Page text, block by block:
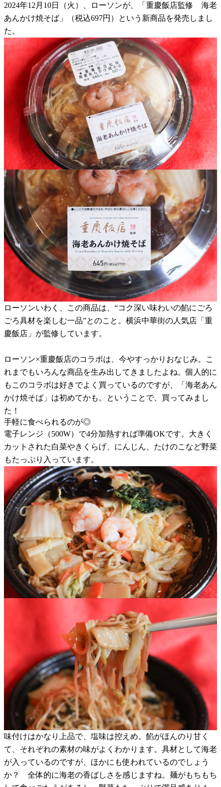
2024年12月10日（火）、ローソンが、「重慶飯店監修 海老
あんかけ焼そば」（税込697円）という新商品を発売しまし
た。
ローソンいわく、この商品は、“コク深い味わいの餡にごろ
ごろ具材を楽しむ一品”とのこと。横浜中華街の人気店「重
慶飯店」が監修しています。
ローソン×重慶飯店のコラボは、今やすっかりおなじみ。こ
れまでもいろんな商品を生み出してきましたよね。個人的に
もこのコラボは好きでよく買っているのですが、「海老あん
かけ焼そば」は初めてかも。ということで、買ってみまし
た！
手軽に食べられるのが◎
電子レンジ（500W）で4分加熱すれば準備OKです。大きく
カットされた白菜やきくらげ、にんじん、たけのこなど野菜
もたっぷり入っています。
味付けはかなり上品で、塩味は控えめ。餡がほんのり甘く
て、それぞれの素材の味がよくわかります。具材として海老
が入っているのですが、ほかにも使われているのでしょう
か？ 全体的に海老の香ばしさを感じますね。麺がもちもち